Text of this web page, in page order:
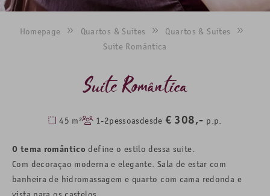
Homepage Quartos & Suites
Quartos & Suites
Suite Romântica
Suite Romântica
45 m² 1-2pessoasdesde € 308,- p.p.
O tema romântico define o estilo dessa suite.
Com decoraçao moderna e elegante. Sala de estar com
banheira de hidromassagem e quarto com cama redonda e